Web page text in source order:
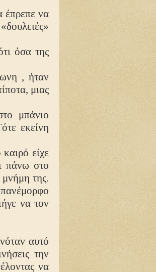
έπρεπε να
όσα της
, ήταν
μιας
μπάνιο
ότε εκείνη
είχε
πάνω στο
της.
να τον
αυτό
την
να